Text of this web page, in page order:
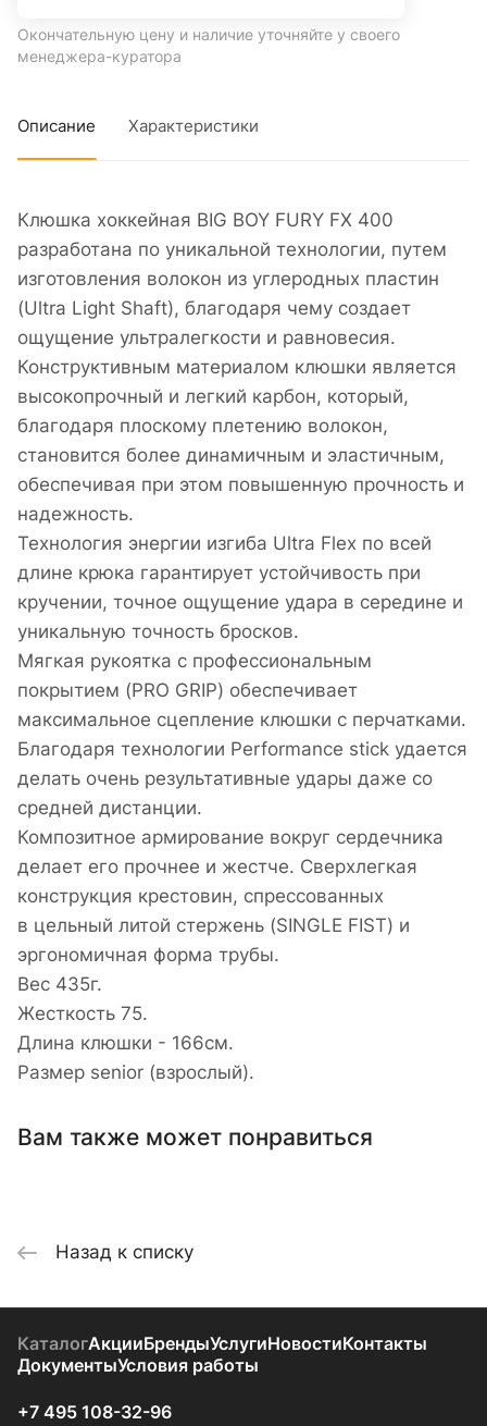
Окончательную цену и наличие уточняйте у своего
менеджера-куратора
Описание Характеристики
Клюшка хоккейная BIG BOY FURY FX 400
разработана по уникальной технологии, путем
изготовления волокон из углеродных пластин
(Ultra Light Shaft), благодаря чему создает
ощущение ультралегкости и равновесия.
Конструктивным материалом клюшки является
высокопрочный и легкий карбон, который,
благодаря плоскому плетению волокон,
становится более динамичным и эластичным,
обеспечивая при этом повышенную прочность и
надежность.
Технология энергии изгиба Ultra Flex по всей
длине крюка гарантирует устойчивость при
кручении, точное ощущение удара в середине и
уникальную точность бросков.
Мягкая рукоятка с профессиональным
покрытием (PRO GRIP) обеспечивает
максимальное сцепление клюшки с перчатками.
Благодаря технологии Performance stick удается
делать очень результативные удары даже со
средней дистанции.
Композитное армирование вокруг сердечника
делает его прочнее и жестче. Сверхлегкая
конструкция крестовин, спрессованных
в цельный литой стержень (SINGLE FIST) и
эргономичная форма трубы.
Вес 435г.
Жесткость 75.
Длина клюшки - 166см.
Размер senior (взрослый).
Вам также может понравиться
Назад к списку
КаталогАкцииБрендыУслугиНовостиКонтакты
ДокументыУсловия работы
+7 495 108-32-96